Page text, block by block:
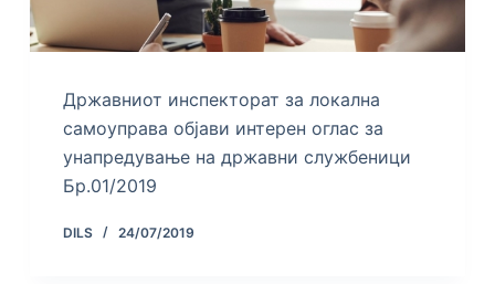
Државниот инспекторат за локална
самоуправа објави интерен оглас за
унапредување на државни службеници
Бр.01/2019
DILS 24/07/2019